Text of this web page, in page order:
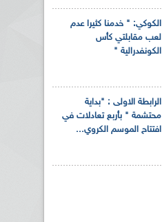
الكوكي: " خدمنا كثيرا عدم
لعب مقابلتي كأس
الكونفدرالية "
الرابطة الاولى : "بداية
محتشمة " بأربع تعادلات في
افتتاح الموسم الكروي...